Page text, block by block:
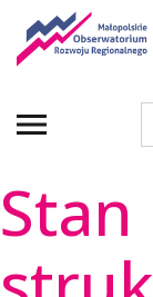
M
a
ł
Stan